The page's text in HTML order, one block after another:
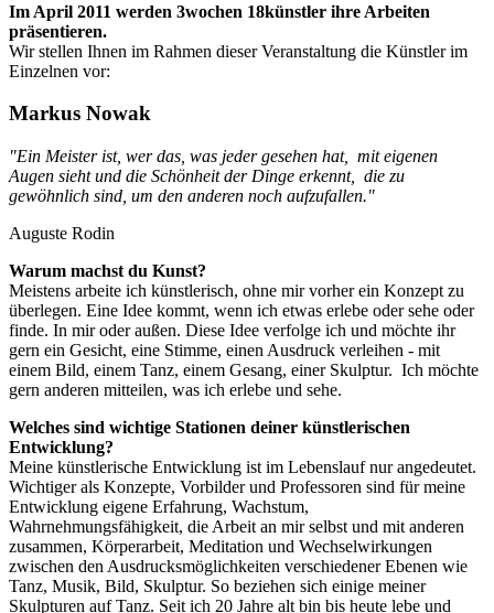
Im April 2011 werden 3wochen 18künstler ihre Arbeiten
präsentieren.
Wir stellen Ihnen im Rahmen dieser Veranstaltung die Künstler im
Einzelnen vor:
Markus Nowak
"Ein Meister ist, wer das, was jeder gesehen hat, mit eigenen
Augen sieht und die Schönheit der Dinge erkennt, die zu
gewöhnlich sind, um den anderen noch aufzufallen."
Auguste Rodin
Warum machst du Kunst?
Meistens arbeite ich künstlerisch, ohne mir vorher ein Konzept zu
überlegen. Eine Idee kommt, wenn ich etwas erlebe oder sehe oder
finde. In mir oder außen. Diese Idee verfolge ich und möchte ihr
gern ein Gesicht, eine Stimme, einen Ausdruck verleihen - mit
einem Bild, einem Tanz, einem Gesang, einer Skulptur. Ich möchte
gern anderen mitteilen, was ich erlebe und sehe.
Welches sind wichtige Stationen deiner künstlerischen
Entwicklung?
Meine künstlerische Entwicklung ist im Lebenslauf nur angedeutet.
Wichtiger als Konzepte, Vorbilder und Professoren sind für meine
Entwicklung eigene Erfahrung, Wachstum,
Wahrnehmungsfähigkeit, die Arbeit an mir selbst und mit anderen
zusammen, Körperarbeit, Meditation und Wechselwirkungen
zwischen den Ausdrucksmöglichkeiten verschiedener Ebenen wie
Tanz, Musik, Bild, Skulptur. So beziehen sich einige meiner
Skulpturen auf Tanz. Seit ich 20 Jahre alt bin bis heute lebe und